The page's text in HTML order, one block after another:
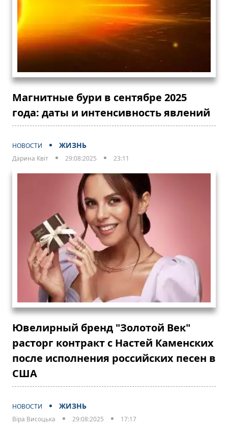
Магнитные бури в сентябре 2025
года: даты и интенсивность явлений
НОВОСТИ ЖИЗНЬ
Дарина Квіт 29:08:2025 23:11
Ювелирный бренд "Золотой Век"
расторг контракт с Настей Каменских
после исполнения российских песен в
США
НОВОСТИ ЖИЗНЬ
Віра Висоцька 29:08:2025 17:17